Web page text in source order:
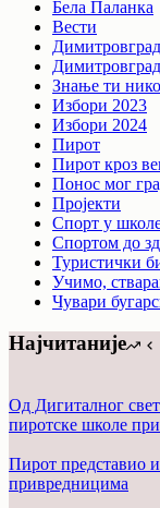
Бела Паланка
Вести
Димитровград
Знање ти
Избори 2023
Избори 2024
Пирот
Пирот кроз
Понос мог
Пројекти
Спорт у
Спортом до
Туристички
Учимо,
Чувари
Најчитаније
Од Дигиталног
пиротске школе
Пирот представио
привредницима